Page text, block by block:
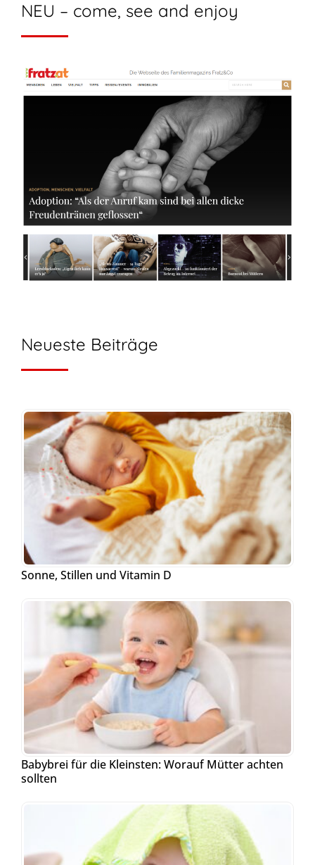
NEU – come, see and enjoy
Neueste Beiträge
Sonne, Stillen und Vitamin D
Babybrei für die Kleinsten: Worauf Mütter achten
sollten